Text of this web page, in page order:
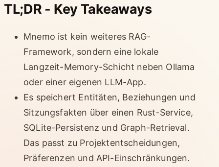
TL;DR - Key Takeaways
Mnemo ist kein weiteres RAG-
Framework, sondern eine lokale
Langzeit-Memory-Schicht neben Ollama
oder einer eigenen LLM-App.
Es speichert Entitäten, Beziehungen und
Sitzungsfakten über einen Rust-Service,
SQLite-Persistenz und Graph-Retrieval.
Das passt zu Projektentscheidungen,
Präferenzen und API-Einschränkungen.